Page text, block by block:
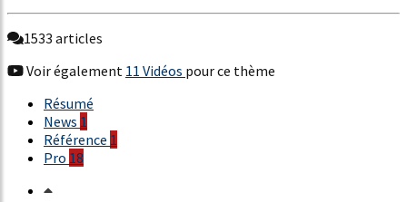
1533 articles
Voir également 11 Vidéos pour ce thème
Résumé
News 1
Référence 1
Pro 18